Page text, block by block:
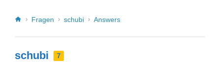
Fragen schubi Answers
schubi 7